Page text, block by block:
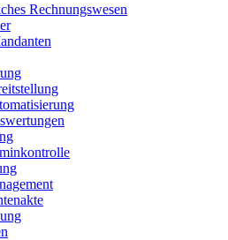
Rechnungswesen